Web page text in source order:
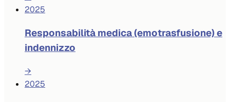
2025
Responsabilità medica (emotrasfusione) e
indennizzo
→
2025